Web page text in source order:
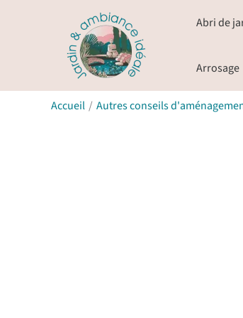
Abri de
Arrosage
Accueil Autres conseils